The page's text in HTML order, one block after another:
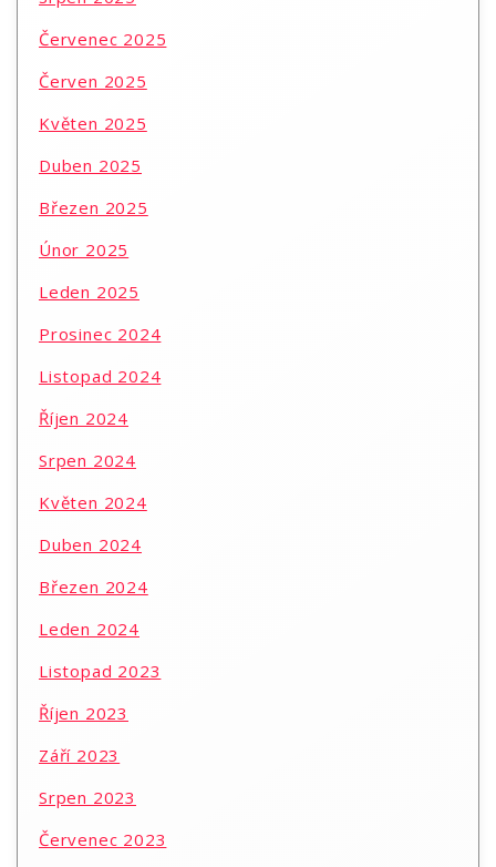
Červenec 2025
Červen 2025
Květen 2025
Duben 2025
Březen 2025
Únor 2025
Leden 2025
Prosinec 2024
Listopad 2024
Říjen 2024
Srpen 2024
Květen 2024
Duben 2024
Březen 2024
Leden 2024
Listopad 2023
Říjen 2023
Září 2023
Srpen 2023
Červenec 2023